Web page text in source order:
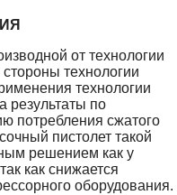
от технологии
технологии
технологии
результаты по
потребления сжатого
пистолет такой
решением как у
как снижается
оборудования.